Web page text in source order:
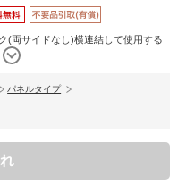
(両サイドなし)横連結して使用する
パネルタイプ